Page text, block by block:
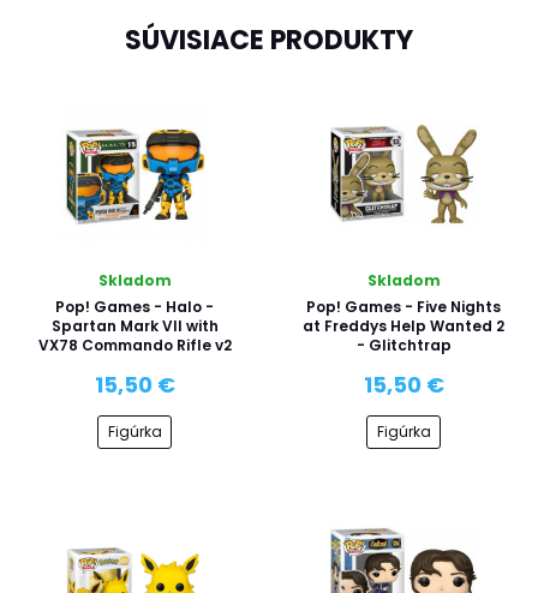
SÚVISIACE PRODUKTY
Skladom
Pop! Games - Halo -
Spartan Mark VII with
VX78 Commando Rifle v2
15,50 €
Figúrka
Skladom
Pop! Games - Five Nights
at Freddys Help Wanted 2
- Glitchtrap
15,50 €
Figúrka